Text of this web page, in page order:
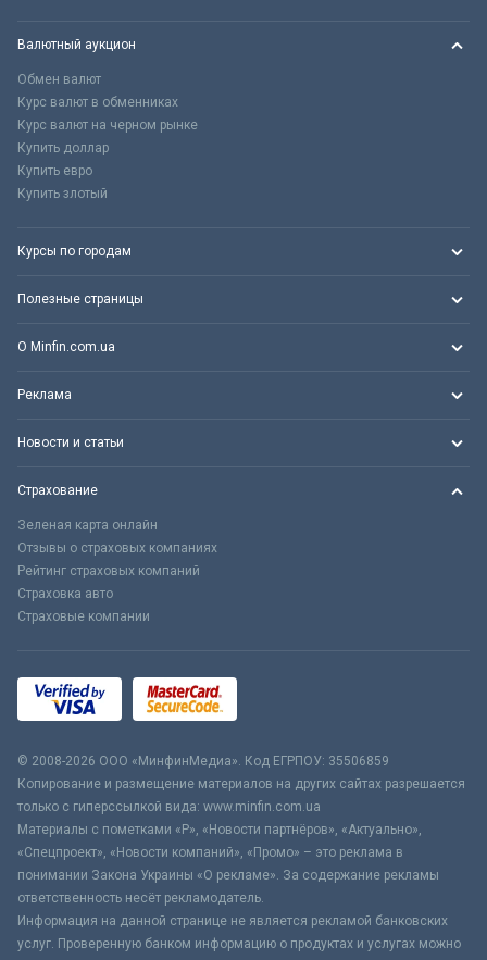
Валютный аукцион
Обмен валют
Курс валют в обменниках
Курс валют на черном рынке
Купить доллар
Купить евро
Купить злотый
Курсы по городам
Полезные страницы
О Minfin.com.ua
Реклама
Новости и статьи
Страхование
Зеленая карта онлайн
Отзывы о страховых компаниях
Рейтинг страховых компаний
Страховка авто
Страховые компании
© 2008-2026 ООО «МинфинМедиа». Код ЕГРПОУ: 35506859
Копирование и размещение материалов на других сайтах разрешается
только с гиперссылкой вида: www.minfin.com.ua
Материалы с пометками «Р», «Новости партнёров», «Актуально»,
«Спецпроект», «Новости компаний», «Промо» – это реклама в
понимании Закона Украины «О рекламе». За содержание рекламы
ответственность несёт рекламодатель.
Информация на данной странице не является рекламой банковских
услуг. Проверенную банком информацию о продуктах и услугах можно